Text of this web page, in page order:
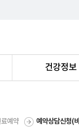
건강정보
료예약 예약상담신청(